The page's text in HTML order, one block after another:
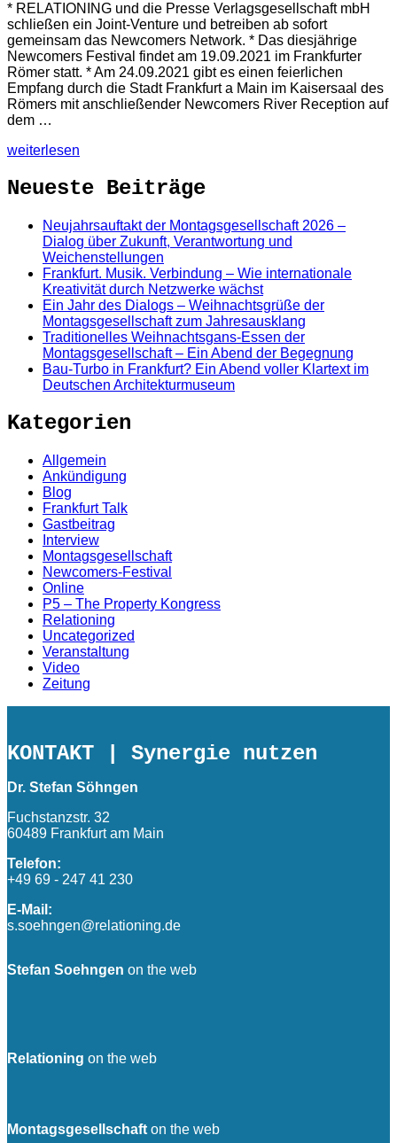
* RELATIONING und die Presse Verlagsgesellschaft mbH
schließen ein Joint-Venture und betreiben ab sofort
gemeinsam das Newcomers Network. * Das diesjährige
Newcomers Festival findet am 19.09.2021 im Frankfurter
Römer statt. * Am 24.09.2021 gibt es einen feierlichen
Empfang durch die Stadt Frankfurt a Main im Kaisersaal des
Römers mit anschließender Newcomers River Reception auf
dem …
weiterlesen
Neueste Beiträge
Neujahrsauftakt der Montagsgesellschaft 2026 –
Dialog über Zukunft, Verantwortung und
Weichenstellungen
Frankfurt. Musik. Verbindung – Wie internationale
Kreativität durch Netzwerke wächst
Ein Jahr des Dialogs – Weihnachtsgrüße der
Montagsgesellschaft zum Jahresausklang
Traditionelles Weihnachtsgans-Essen der
Montagsgesellschaft – Ein Abend der Begegnung
Bau-Turbo in Frankfurt? Ein Abend voller Klartext im
Deutschen Architekturmuseum
Kategorien
Allgemein
Ankündigung
Blog
Frankfurt Talk
Gastbeitrag
Interview
Montagsgesellschaft
Newcomers-Festival
Online
P5 – The Property Kongress
Relationing
Uncategorized
Veranstaltung
Video
Zeitung
KONTAKT | Synergie nutzen
Dr. Stefan Söhngen
Fuchstanzstr. 32
60489 Frankfurt am Main
Telefon:
+49 69 - 247 41 230
E-Mail:
s.soehngen@relationing.de
Stefan Soehngen on the web
Relationing on the web
Montagsgesellschaft on the web